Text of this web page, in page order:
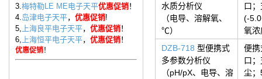
3. 梅特勒LE ME电子天平优惠促销！
4. 岛津电子天平， 优惠促销!
5,
上海良平电子天平， 优惠促销！
6,
上海恒平电子天平， 优惠促销！
优惠促销！
水质分析仪
（电导、溶解氧、
℃）
口
(-
氧
DZB-718 型便携式
多参数分析仪
（pH/pX、电导、溶
便携
口
尘